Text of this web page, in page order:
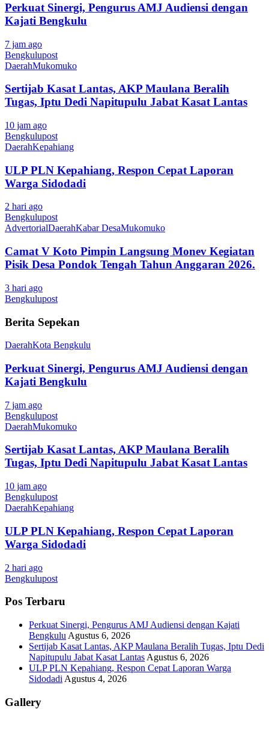
Perkuat Sinergi, Pengurus AMJ Audiensi dengan
Kajati Bengkulu
7 jam ago
Bengkulupost
DaerahMukomuko
Sertijab Kasat Lantas, AKP Maulana Beralih
Tugas, Iptu Dedi Napitupulu Jabat Kasat Lantas
10 jam ago
Bengkulupost
DaerahKepahiang
ULP PLN Kepahiang, Respon Cepat Laporan
Warga Sidodadi
2 hari ago
Bengkulupost
AdvertorialDaerahKabar DesaMukomuko
Camat V Koto Pimpin Langsung Monev Kegiatan
Pisik Desa Pondok Tengah Tahun Anggaran 2026.
3 hari ago
Bengkulupost
Berita Sepekan
DaerahKota Bengkulu
Perkuat Sinergi, Pengurus AMJ Audiensi dengan
Kajati Bengkulu
7 jam ago
Bengkulupost
DaerahMukomuko
Sertijab Kasat Lantas, AKP Maulana Beralih
Tugas, Iptu Dedi Napitupulu Jabat Kasat Lantas
10 jam ago
Bengkulupost
DaerahKepahiang
ULP PLN Kepahiang, Respon Cepat Laporan
Warga Sidodadi
2 hari ago
Bengkulupost
Pos Terbaru
Perkuat Sinergi, Pengurus AMJ Audiensi dengan Kajati
Bengkulu Agustus 6, 2026
Sertijab Kasat Lantas, AKP Maulana Beralih Tugas, Iptu Dedi
Napitupulu Jabat Kasat Lantas Agustus 6, 2026
ULP PLN Kepahiang, Respon Cepat Laporan Warga
Sidodadi Agustus 4, 2026
Gallery